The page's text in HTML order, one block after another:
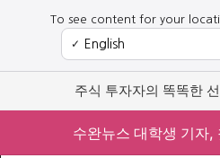
로그인하세요
주요 뉴스
로그인하세요
주요 뉴스
To see content for your
✓
주식 투자자의 똑똑한
수완뉴스 대학생 기자,